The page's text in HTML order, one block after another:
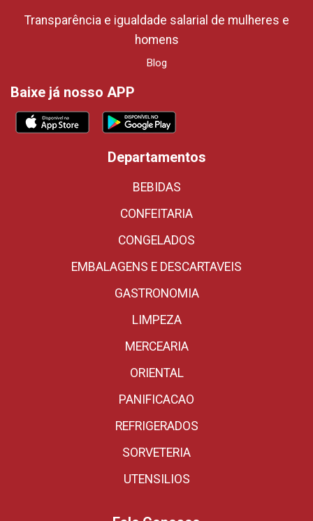
Transparência e igualdade salarial de mulheres e
homens
Blog
Baixe já nosso APP
Departamentos
BEBIDAS
CONFEITARIA
CONGELADOS
EMBALAGENS E DESCARTAVEIS
GASTRONOMIA
LIMPEZA
MERCEARIA
ORIENTAL
PANIFICACAO
REFRIGERADOS
SORVETERIA
UTENSILIOS